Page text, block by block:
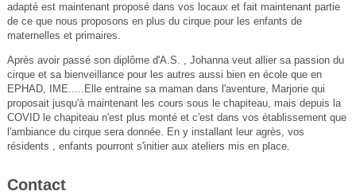
adapté est maintenant proposé dans vos locaux et fait maintenant partie
de ce que nous proposons en plus du cirque pour les enfants de
maternelles et primaires.
Après avoir passé son diplôme d'A.S. , Johanna veut allier sa passion du
cirque et sa bienveillance pour les autres aussi bien en école que en
EPHAD, IME.....Elle entraine sa maman dans l'aventure, Marjorie qui
proposait jusqu'à maintenant les cours sous le chapiteau, mais depuis la
COVID le chapiteau n'est plus monté et c'est dans vos établissement que
l'ambiance du cirque sera donnée. En y installant leur agrès, vos
résidents , enfants pourront s'initier aux ateliers mis en place.
Contact